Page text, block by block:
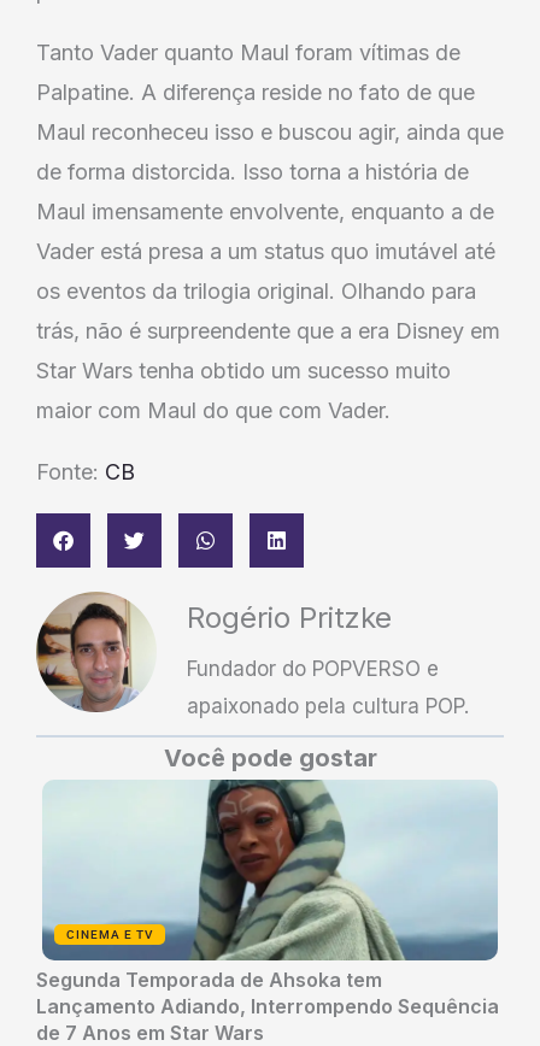
Tanto Vader quanto Maul foram vítimas de
Palpatine. A diferença reside no fato de que
Maul reconheceu isso e buscou agir, ainda que
de forma distorcida. Isso torna a história de
Maul imensamente envolvente, enquanto a de
Vader está presa a um status quo imutável até
os eventos da trilogia original. Olhando para
trás, não é surpreendente que a era Disney em
Star Wars tenha obtido um sucesso muito
maior com Maul do que com Vader.
Fonte: CB
Rogério Pritzke
Fundador do POPVERSO e
apaixonado pela cultura POP.
Você pode gostar
CINEMA E TV
Segunda Temporada de Ahsoka tem
Lançamento Adiando, Interrompendo Sequência
de 7 Anos em Star Wars